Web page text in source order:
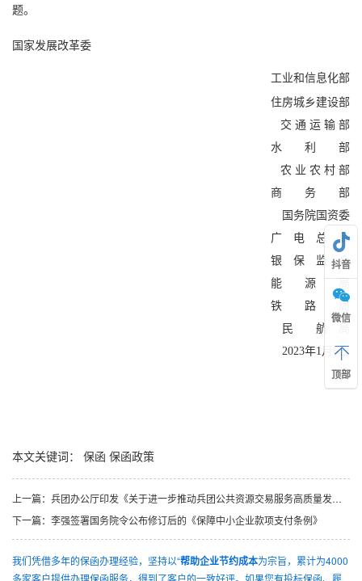
题。
国家发展改革委
工业和信息化部
住房城乡建设部
交 通 运 输 部
水 利 部
农 业 农 村 部
商 务 部
国务院国资委
广 电 总 局
银 保 监 会
能 源 局
铁 路 局
民 航 局
2023年1月6日
本文关键词： 保函 保函政策
上一篇： 兵团办公厅印发《关于进一步推动兵团公共资源交易服务高质量发展的实施意见》的通知
下一篇： 李强签署国务院令公布修订后的《保障中小企业款项支付条例》
我们凭借多年的保函办理经验，坚持以“帮助企业节约成本为宗旨，累计为4000
多家客户提供办理保函服务，得到了客户的一致好评。如果您有投标保函、履
抖音
微信
顶部